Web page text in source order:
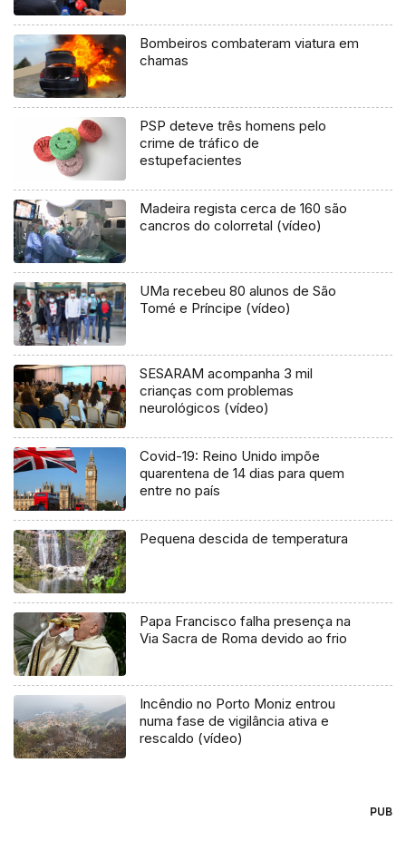
Bombeiros combateram viatura em
chamas
PSP deteve três homens pelo
crime de tráfico de
estupefacientes
Madeira regista cerca de 160 são
cancros do colorretal (vídeo)
UMa recebeu 80 alunos de São
Tomé e Príncipe (vídeo)
SESARAM acompanha 3 mil
crianças com problemas
neurológicos (vídeo)
Covid-19: Reino Unido impõe
quarentena de 14 dias para quem
entre no país
Pequena descida de temperatura
Papa Francisco falha presença na
Via Sacra de Roma devido ao frio
Incêndio no Porto Moniz entrou
numa fase de vigilância ativa e
rescaldo (vídeo)
PUB